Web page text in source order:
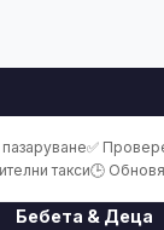
✅
такси🕒
Бебета & Деца